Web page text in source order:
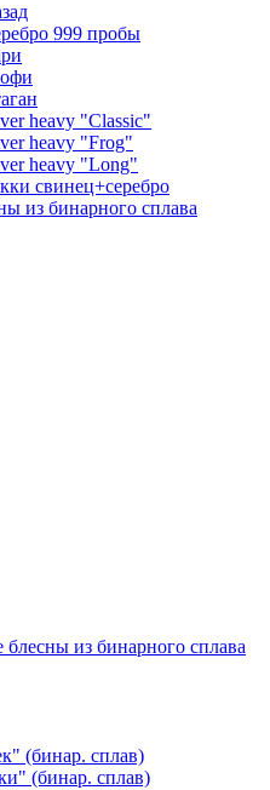
999 пробы
heavy "Classic"
heavy "Frog"
heavy "Long"
свинец+серебро
из бинарного сплава
из бинарного сплава
(бинар. сплав)
(бинар. сплав)